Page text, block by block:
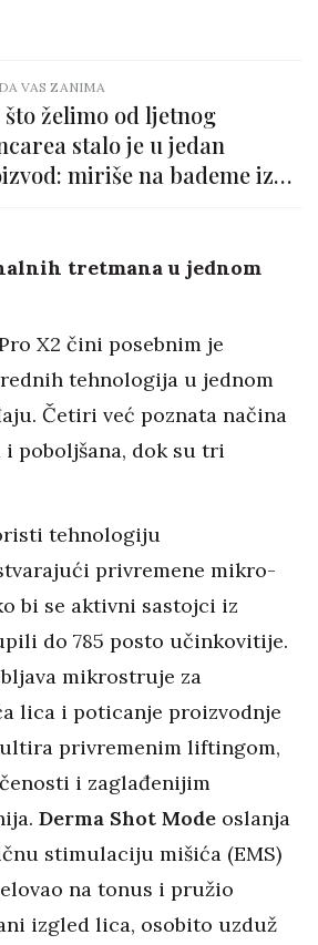
VAS ZANIMA
što želimo od ljetnog
stalo je u jedan
miriše na bademe iz
tretmana u jednom
X2 čini posebnim je
tehnologija u jednom
Četiri već poznata načina
i poboljšana, dok su tri
tehnologiju
privremene mikro-
bi se aktivni sastojci iz
do 785 posto učinkovitije.
mikrostruje za
lica i poticanje proizvodnje
privremenim liftingom,
i zaglađenijim
Derma Shot Mode oslanja
stimulaciju mišića (EMS)
na tonus i pružio
izgled lica, osobito uzduž